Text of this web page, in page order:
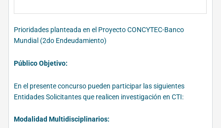
Prioridades planteada en el Proyecto CONCYTEC-Banco
Mundial (2do Endeudamiento)
Público Objetivo:
En el presente concurso pueden participar las siguientes
Entidades Solicitantes que realicen investigación en CTI:
Modalidad Multidisciplinarios: